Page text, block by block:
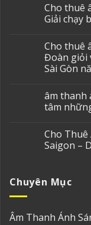
Cho thuê
Giải chạy
Cho thuê
Đoàn giỏi
Sài Gòn
âm thanh
tâm
Cho Thuê
Saigon –
Chuyên Mục
Âm Thanh Ánh